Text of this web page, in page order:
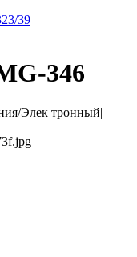
39
346
Элек тронный|